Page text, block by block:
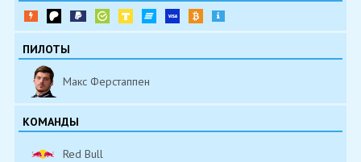
ПИЛОТЫ
Макс Ферстаппен
КОМАНДЫ
Red Bull